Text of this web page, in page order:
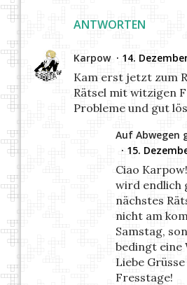
ANTWORTEN
Karpow 14.
Kam erst jetzt zum
Rätsel mit witzigen
Probleme und gut
Auf Abwegen
15.
Ciao
wird endlich
nächstes
nicht am
Samstag,
bedingt eine
Liebe
Fresstage!